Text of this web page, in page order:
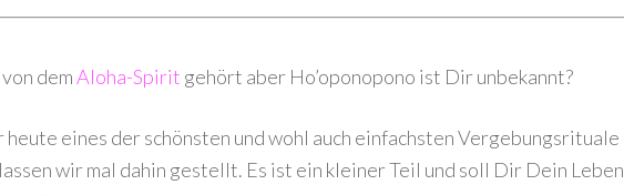
demAloha-Spirit gehört aber Ho’oponopono ist Dir unbekannt?
eines der schönsten und wohl auch einfachsten Vergebungsrituale
wir mal dahin gestellt. Es ist ein kleiner Teil und soll Dir Dein Leben